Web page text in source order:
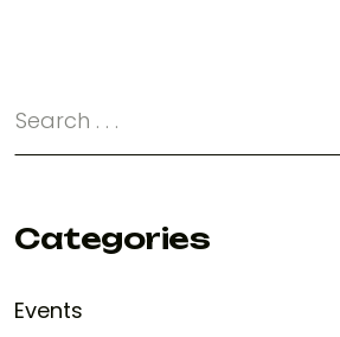
Categories
Events